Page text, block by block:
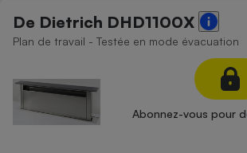
De Dietrich DHD1100X
Plan de travail - Testée en mode évacuation
Abonnez-vous pour